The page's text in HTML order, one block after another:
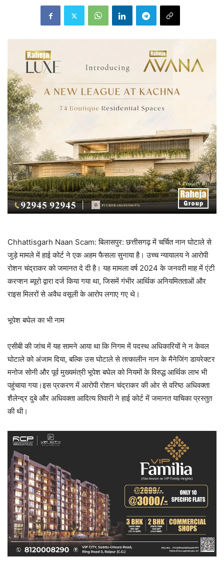
Chhattisgarh Naan Scam: बिलासपुर: छत्तीसगढ़ में चर्चित नान घोटाले से
जुड़े मामले में हाई कोर्ट ने एक अहम फैसला सुनाया है। उच्च न्यायालय ने आरोपी
रोशन चंद्राकर को जमानत दे दी है। यह मामला वर्ष 2024 के जनवरी माह में एंटी
करप्शन ब्यूरो द्वारा दर्ज किया गया था, जिसमें गंभीर आर्थिक अनियमितताओं और
राइस मिलरों से अवैध वसूली के आरोप लगाए गए थे।
भूपेश बघेल का भी नाम
एसीबी की जांच में यह सामने आया था कि निगम में पदस्थ अधिकारियों ने न केवल
घोटाले को अंजाम दिया, बल्कि उस घोटाले से तत्कालीन नान के मैनेजिंग डायरेक्टर
मनोज सोनी और पूर्व मुख्यमंत्री भूपेश बघेल को नियमों के विरुद्ध आर्थिक लाभ भी
पहुंचाया गया।इस प्रकरण में आरोपी रोशन चंद्राकर की ओर से वरिष्ठ अधिवक्ता
शैलेन्द्र दुबे और अधिवक्ता आदित्य तिवारी ने हाई कोर्ट में जमानत याचिका प्रस्तुत
की थी।